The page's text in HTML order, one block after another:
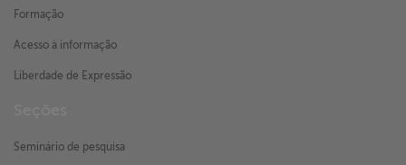
Formação
Acesso à informação
Liberdade de Expressão
Seminário de pesquisa